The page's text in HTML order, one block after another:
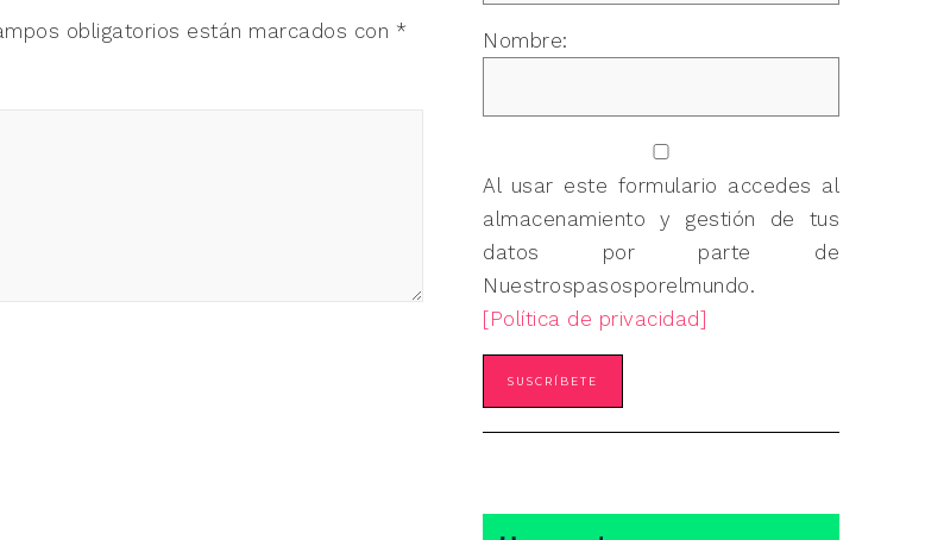
obligatorios están marcados con * Nombre:
Al usar este formulario accedes al
almacenamiento y gestión de tus
datos por parte de
Nuestrospasosporelmundo.
[Política de privacidad]